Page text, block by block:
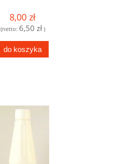
8,00 zł
(netto: 6,50 zł)
do koszyka